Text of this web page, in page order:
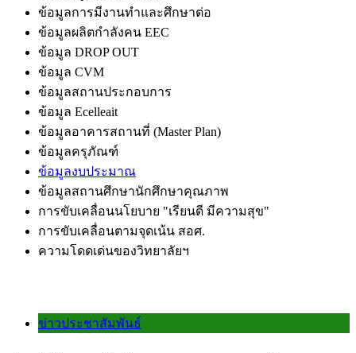
ข้อมูลการมีงานทำและศึกษาต่อ
ข้อมูลผลิตกำลังคน EEC
ข้อมูล DROP OUT
ข้อมูล CVM
ข้อมูลสถานประกอบการ
ข้อมูล Ecelleait
ข้อมูลอาคารสถานที่ (Master Plan)
ข้อมูลครุภัณฑ์
ข้อมูลงบประมาณ
ข้อมูลสถานศึกษานักศึกษาคุณภาพ
การขับเคลื่อนนโยบาย "เรียนดี มีความสุข"
การขับเคลื่อนตามจุดเน้น สอศ.
ความโดดเด่นของวิทยาลัยฯ
ข่าวประชาสัมพันธ์